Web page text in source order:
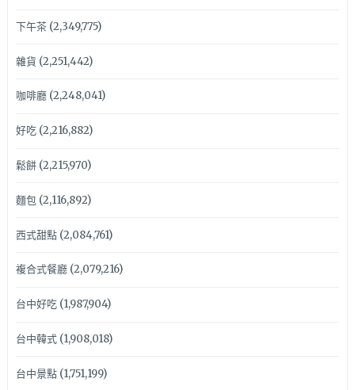
下午茶(2,349,775)
雜貨 (2,251,442)
咖啡廳(2,248,041)
好吃(2,216,882)
鬆餅(2,215,970)
麵包(2,116,892)
西式甜點(2,084,761)
複合式餐廳(2,079,216)
台中好吃(1,987,904)
台中韓式(1,908,018)
台中景點(1,751,199)